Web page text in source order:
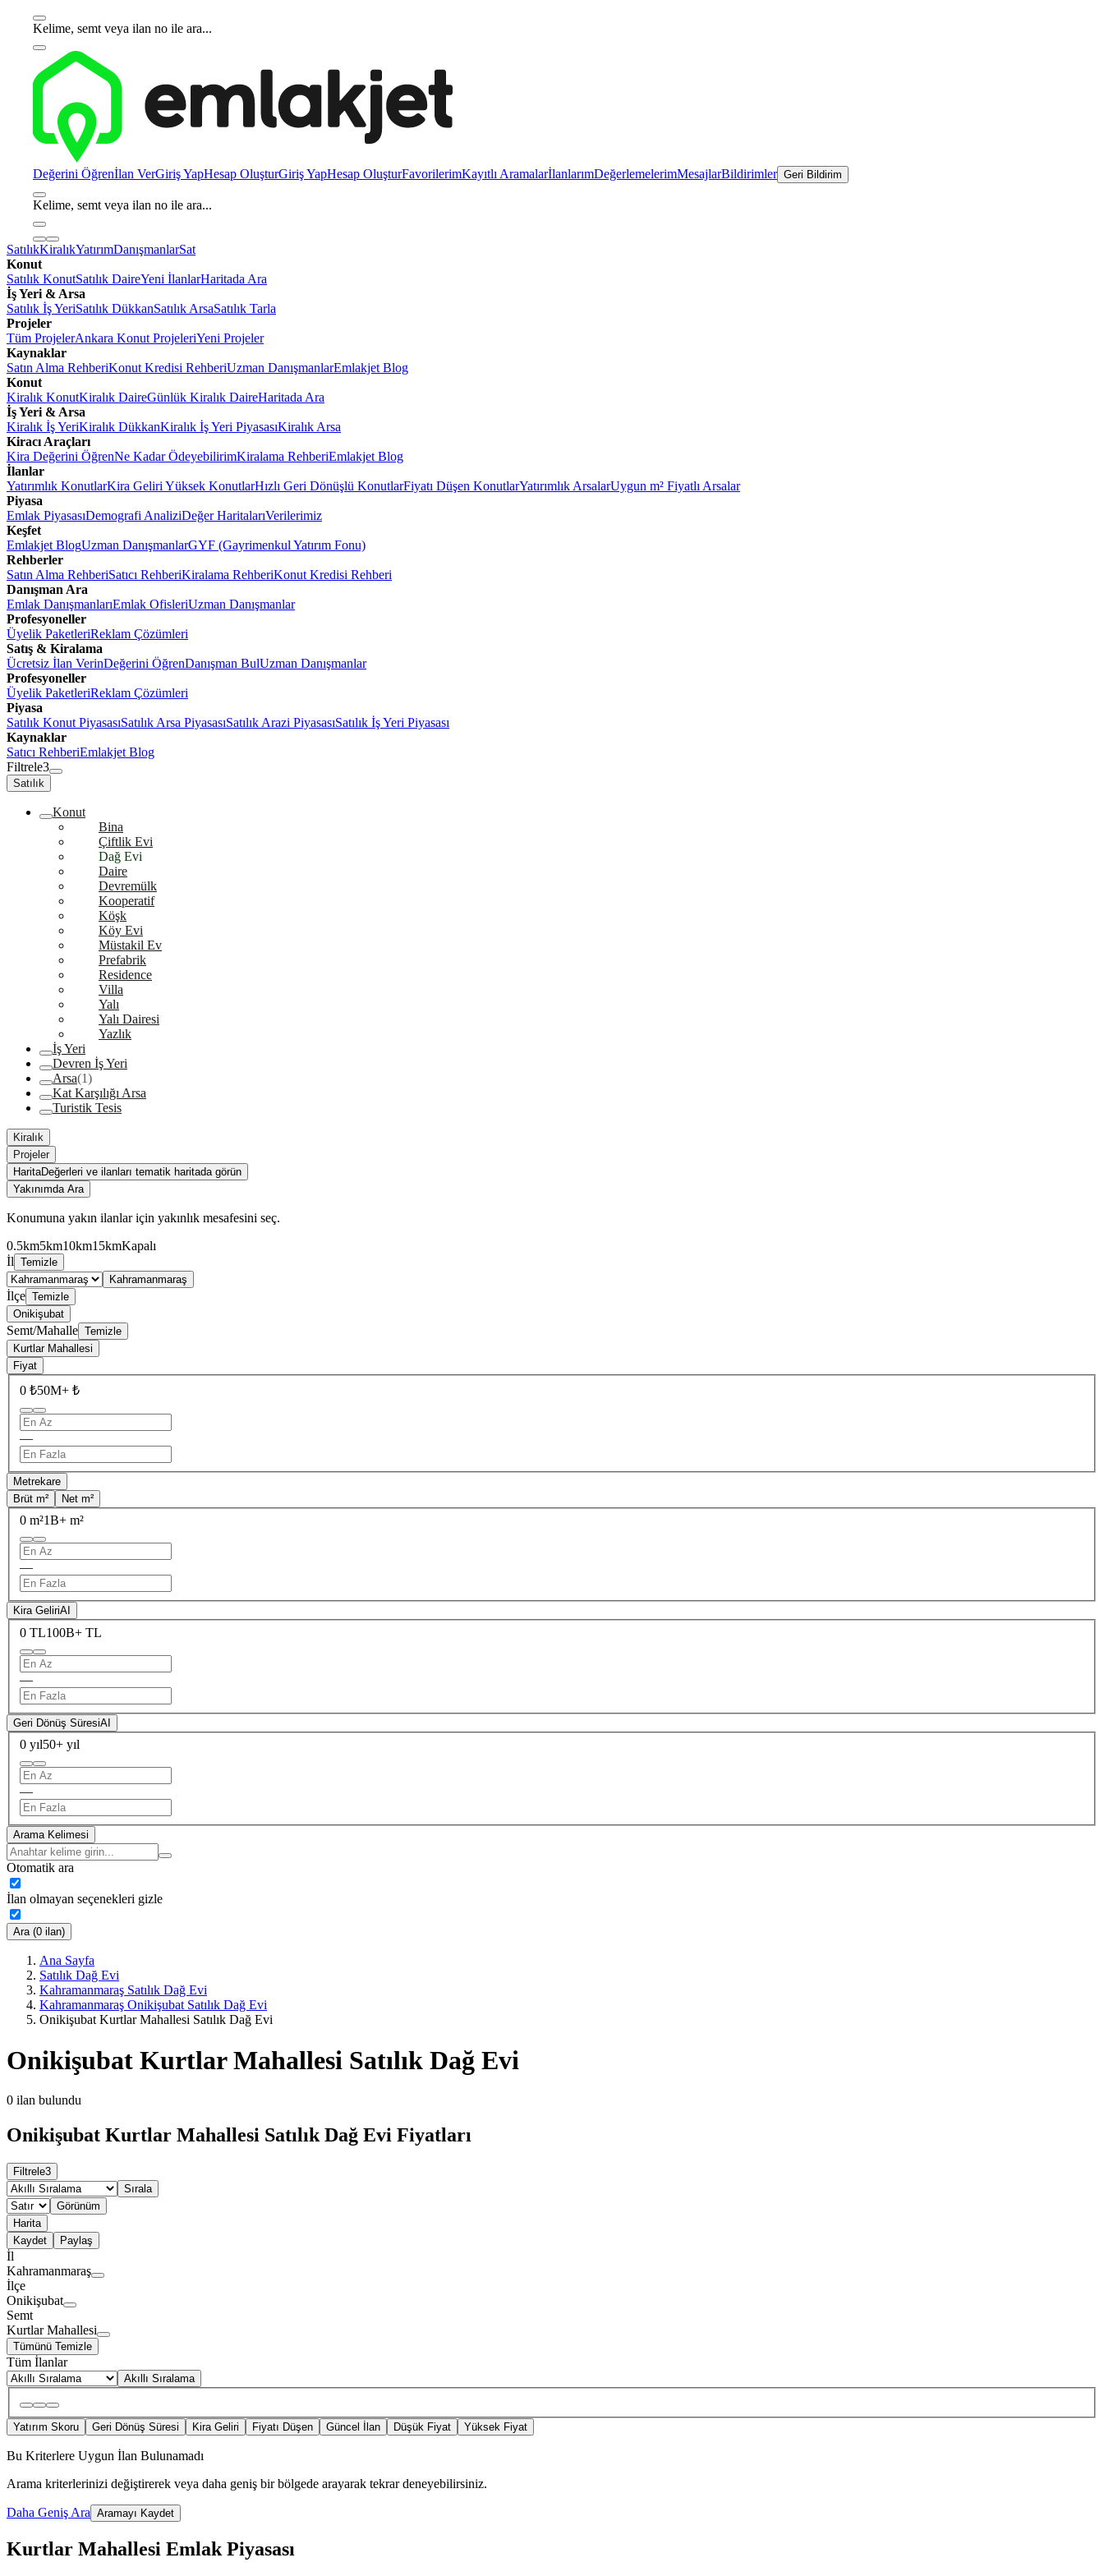
Kelime, semt veya ilan no ile ara...
Değerini Öğrenİlan VerGiriş YapHesap OluşturGiriş YapHesap OluşturFavorilerimKayıtlı AramalarİlanlarımDeğerlemelerimMesajlarBildirimler Geri Bildirim
Kelime, semt veya ilan no ile ara...
SatılıkKiralıkYatırımDanışmanlarSat
Konut
Satılık KonutSatılık DaireYeni İlanlarHaritada Ara
İş Yeri & Arsa
Satılık İş YeriSatılık DükkanSatılık ArsaSatılık Tarla
Projeler
Tüm ProjelerAnkara Konut ProjeleriYeni Projeler
Kaynaklar
Satın Alma RehberiKonut Kredisi RehberiUzman DanışmanlarEmlakjet Blog
Konut
Kiralık KonutKiralık DaireGünlük Kiralık DaireHaritada Ara
İş Yeri & Arsa
Kiralık İş YeriKiralık DükkanKiralık İş Yeri PiyasasıKiralık Arsa
Kiracı Araçları
Kira Değerini ÖğrenNe Kadar ÖdeyebilirimKiralama RehberiEmlakjet Blog
İlanlar
Yatırımlık KonutlarKira Geliri Yüksek KonutlarHızlı Geri Dönüşlü KonutlarFiyatı Düşen KonutlarYatırımlık ArsalarUygun m² Fiyatlı Arsalar
Piyasa
Emlak PiyasasıDemografi AnaliziDeğer HaritalarıVerilerimiz
Keşfet
Emlakjet BlogUzman DanışmanlarGYF (Gayrimenkul Yatırım Fonu)
Rehberler
Satın Alma RehberiSatıcı RehberiKiralama RehberiKonut Kredisi Rehberi
Danışman Ara
Emlak DanışmanlarıEmlak OfisleriUzman Danışmanlar
Profesyoneller
Üyelik PaketleriReklam Çözümleri
Satış & Kiralama
Ücretsiz İlan VerinDeğerini ÖğrenDanışman BulUzman Danışmanlar
Profesyoneller
Üyelik PaketleriReklam Çözümleri
Piyasa
Satılık Konut PiyasasıSatılık Arsa PiyasasıSatılık Arazi PiyasasıSatılık İş Yeri Piyasası
Kaynaklar
Satıcı RehberiEmlakjet Blog
Filtrele3
Satılık
Konut
Bina
Çiftlik Evi
Dağ Evi
Daire
Devremülk
Kooperatif
Köşk
Köy Evi
Müstakil Ev
Prefabrik
Residence
Villa
Yalı
Yalı Dairesi
Yazlık
İş Yeri
Devren İş Yeri
Arsa(1)
Kat Karşılığı Arsa
Turistik Tesis
Kiralık
Projeler
HaritaDeğerleri ve ilanları tematik haritada görün
Yakınımda Ara
Konumuna yakın ilanlar için yakınlık mesafesini seç.
0.5km5km10km15kmKapalı
İl Temizle
Kahramanmaraş
İlçe Temizle
Onikişubat
Semt/Mahalle Temizle
Kurtlar Mahallesi
Fiyat
0 ₺50M+ ₺
—
Metrekare
Brüt m²
Net m²
0 m²1B+ m²
—
Kira GeliriAI
0 TL100B+ TL
—
Geri Dönüş SüresiAI
0 yıl50+ yıl
—
Arama Kelimesi
Otomatik ara
İlan olmayan seçenekleri gizle
Ara (0 ilan)
Ana Sayfa
Satılık Dağ Evi
Kahramanmaraş Satılık Dağ Evi
Kahramanmaraş Onikişubat Satılık Dağ Evi
Onikişubat Kurtlar Mahallesi Satılık Dağ Evi
Onikişubat Kurtlar Mahallesi Satılık Dağ Evi
0 ilan bulundu
Onikişubat Kurtlar Mahallesi Satılık Dağ Evi Fiyatları
Filtrele3
Sırala
Görünüm
Harita
Kaydet
Paylaş
İl
Kahramanmaraş
İlçe
Onikişubat
Semt
Kurtlar Mahallesi
Tümünü Temizle
Tüm İlanlar
Akıllı Sıralama
Yatırım Skoru Geri Dönüş Süresi Kira Geliri Fiyatı Düşen Güncel İlan Düşük Fiyat Yüksek Fiyat
Bu Kriterlere Uygun İlan Bulunamadı
Arama kriterlerinizi değiştirerek veya daha geniş bir bölgede arayarak tekrar deneyebilirsiniz.
Daha Geniş Ara Aramayı Kaydet
Kurtlar Mahallesi Emlak Piyasası